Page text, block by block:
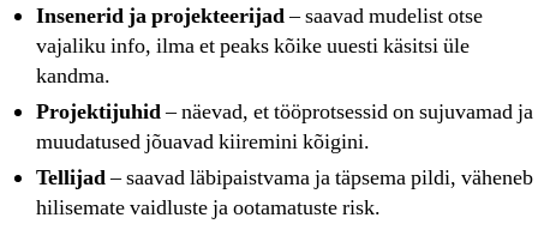
Insenerid ja projekteerijad– saavad mudelist otse
vajaliku info, ilma et peaks kõike uuesti käsitsi üle
kandma.
Projektijuhid– näevad, et tööprotsessid on sujuvamad ja
muudatused jõuavad kiiremini kõigini.
Tellijad– saavad läbipaistvama ja täpsema pildi, väheneb
hilisemate vaidluste ja ootamatuste risk.